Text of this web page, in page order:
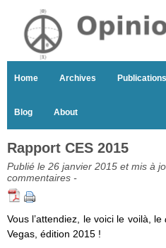
Home Archives Publications
Blog About
Rapport CES 2015
Publié le 26 janvier 2015 et mis à
commentaires -
Vous l’attendiez, le voici le voilà, le
Vegas, édition 2015 !